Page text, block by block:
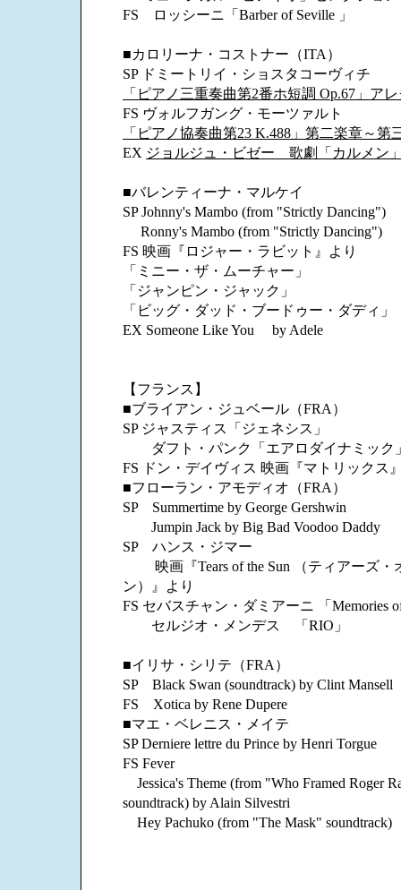
FS ロッシーニ「Barber of Seville 」
■カロリーナ・コストナー（ITA）
SP ドミートリイ・ショスタコーヴィチ
「ピアノ三重奏曲第2番ホ短調 Op.67」ア
FS ヴォルフガング・モーツァルト
「ピアノ協奏曲第23 K.488」第二楽章～第
EX ジョルジュ・ビゼー 歌劇「カルメン
■バレンティーナ・マルケイ
SP Johnny's Mambo (from "Strictly Dancing")
Ronny's Mambo (from "Strictly Dancing")
FS 映画『ロジャー・ラビット』より
「ミニー・ザ・ムーチャー」
「ジャンピン・ジャック」
「ビッグ・ダッド・ブードゥー・ダディ」
EX Someone Like You by Adele
【フランス】
■ブライアン・ジュベール（FRA）
SP ジャスティス「ジェネシス」
ダフト・パンク「エアロダイナミック
FS ドン・デイヴィス 映画『マトリックス
■フローラン・アモディオ（FRA）
SP Summertime by George Gershwin
Jumpin Jack by Big Bad Voodoo Daddy
SP ハンス・ジマー
映画『Tears of the Sun （ティアーズ・
ン）』より
FS セバスチャン・ダミアーニ 「Memories
セルジオ・メンデス 「RIO」
■イリサ・シリテ（FRA）
SP Black Swan (soundtrack) by Clint Mansell
FS Xotica by Rene Dupere
■マエ・ベレニス・メイテ
SP Derniere lettre du Prince by Henri Torgue
FS Fever
Jessica's Theme (from "Who Framed Roger
soundtrack) by Alain Silvestri
Hey Pachuko (from "The Mask" soundtrack)